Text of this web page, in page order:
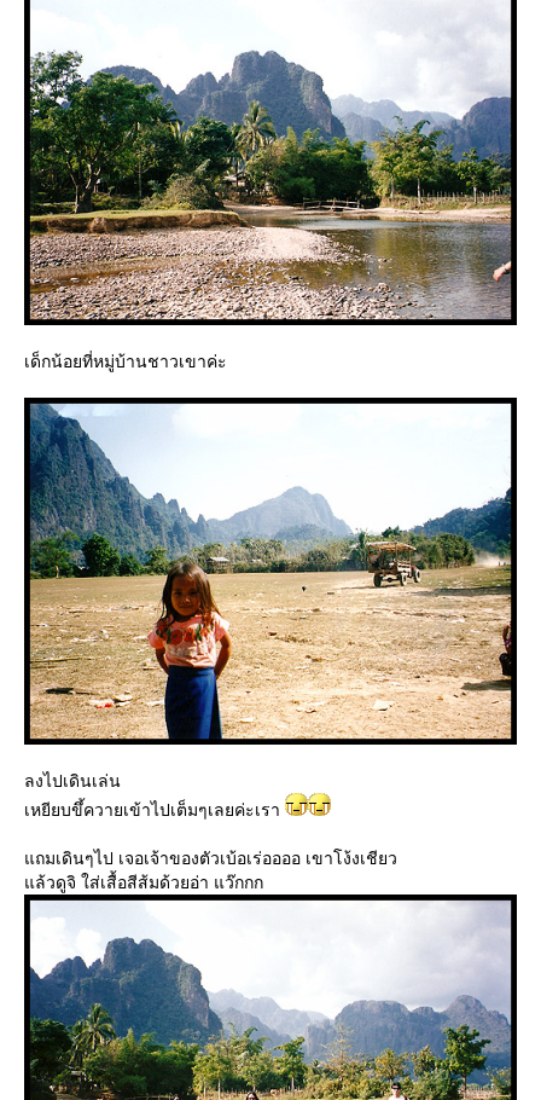
เด็กน้อยที่หมู่บ้านชาวเขาค่ะ
ลงไปเดินเล่น
เหยียบขึ้ควายเข้าไปเต็มๆเลยค่ะเรา
ถมเดินๆไป เจอเจ้าของตัวเบ้อเร่ออออ เขาโง้งเชียว
ล้วดูจิ ใส่เสื้อสีส้มด้วยอ่า แว๊กกก